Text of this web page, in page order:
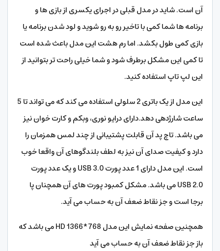
آن است. شاید در مدل قبلی در اجرای یکسری از بازی ها و
برنامه ها شما کمی با تاخیر رو به رو شوید و لود شدن برنامه یا
بازی کمی طول بکشد. اما رم هشت این مدل باعث شده است
تا کمی این مشکل برطرف شود و شما خیلی راحت تر بتوانید از
این لپ تاپ استفاده کنید.
این مدل از یک باتری 2 سلولی استفاده می کند که می تواند تا 5
ساعت شارژدهی دهد.دارای درایو نوری، وبکم و کارت خوان نیز
می باشد. تاچ پد آن قابلت پشتیبانی از چند لمس همزمان را
دارد و کیفیت صدای آن نیز به لطف بلندگوهای آن واقعا خوب
است. این مدل دارای 1 عدد پورت USB 3.0 و یک عدد پورت
USB 2.0 می باشد. مشکل کمبود پورت های آن همچنان پا
برجا است و جز نقاط ضعف آن به حساب می آید.
همچنین صفحه نمایش این مدل HD 1366*768 می باشد که
باز جز نقاط ضعف آن به حساب می آید